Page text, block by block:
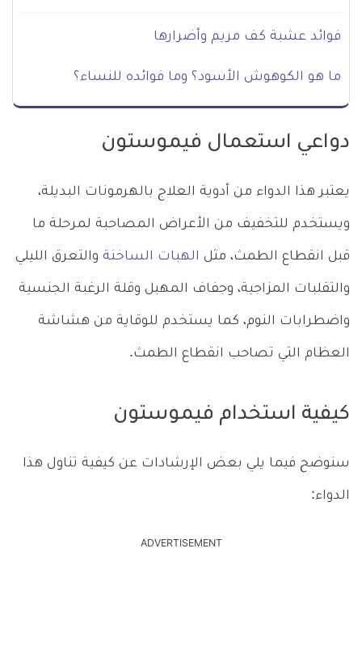
فوائد عشبة كف مريم وأضرارها
ما هو الكوهوش الأسود؟ وما فوائده للنساء؟
دواعي استعمال فيموستون
يعتبر هذا الدواء من أدوية العلاج بالهرمونات البديلة،
ويستخدم للتخفيف من الأعراض المصاحبة لمرحلة ما
قبل انقطاع الطمث، مثل الهبات الساخنة والتعرق الليلي
والتقلبات المزاجية، وجفاف المهبل وقلة الرغبة الجنسية
واضطرابات النوم، كما يستخدم للوقاية من هشاشة
العظام التي تصاحب انقطاع الطمث.
كيفية استخدام فيموستون
سنوضح فيما يلي بعض الإرشادات عن كيفية تناول هذا
الدواء:
ADVERTISEMENT